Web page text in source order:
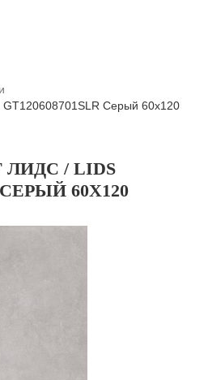
АКЦИИ
GT120608701SLR Серый 60x120
/ LIDS
СЕРЫЙ 60X120